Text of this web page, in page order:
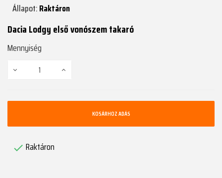
Állapot:Raktáron
Dacia Lodgy első vonószem takaró
Mennyiség
KOSÁRHOZ ADÁS
 Raktáron